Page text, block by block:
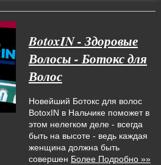
BotoxIN - Здоровые
Волосы - Ботокс для
Волос
Новейший Ботокс для волос
BotoxIN в Нальчике поможет в
этом нелегком деле - всегда
быть на высоте - ведь каждая
женщина должна быть
совершен Более Подробно »»